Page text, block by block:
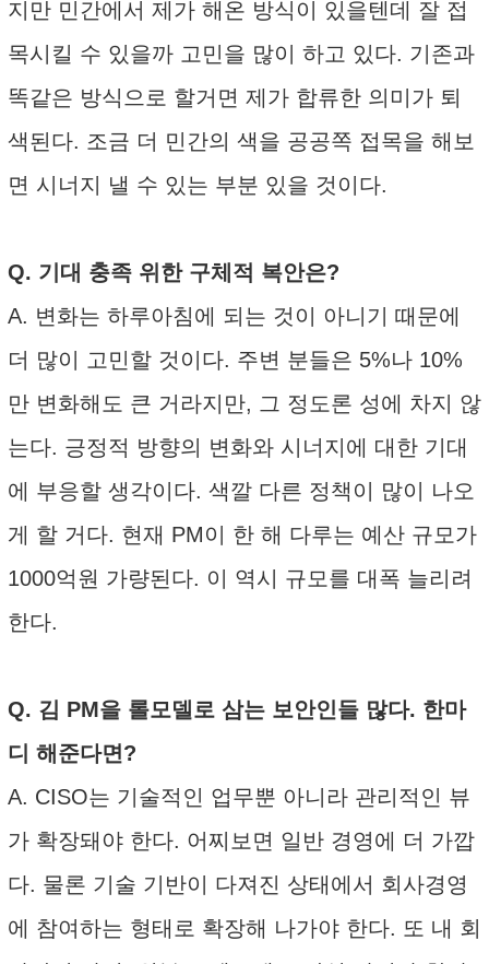
지만 민간에서 제가 해온 방식이 있을텐데 잘 접
목시킬 수 있을까 고민을 많이 하고 있다. 기존과
똑같은 방식으로 할거면 제가 합류한 의미가 퇴
색된다. 조금 더 민간의 색을 공공쪽 접목을 해보
면 시너지 낼 수 있는 부분 있을 것이다.
Q. 기대 충족 위한 구체적 복안은?
A. 변화는 하루아침에 되는 것이 아니기 때문에
더 많이 고민할 것이다. 주변 분들은 5%나 10%
만 변화해도 큰 거라지만, 그 정도론 성에 차지 않
는다. 긍정적 방향의 변화와 시너지에 대한 기대
에 부응할 생각이다. 색깔 다른 정책이 많이 나오
게 할 거다. 현재 PM이 한 해 다루는 예산 규모가
1000억원 가량된다. 이 역시 규모를 대폭 늘리려
한다.
Q. 김 PM을 롤모델로 삼는 보안인들 많다. 한마
디 해준다면?
A. CISO는 기술적인 업무뿐 아니라 관리적인 뷰
가 확장돼야 한다. 어찌보면 일반 경영에 더 가깝
다. 물론 기술 기반이 다져진 상태에서 회사경영
에 참여하는 형태로 확장해 나가야 한다. 또 내 회